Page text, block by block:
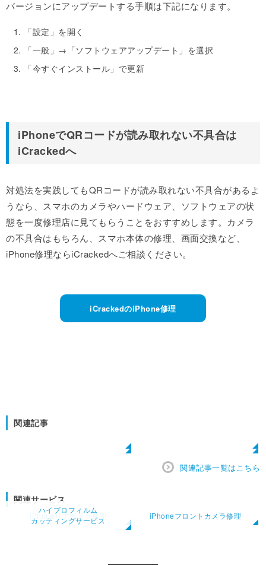
バージョンにアップデートする手順は下記になります。
「設定」を開く
「一般」→「ソフトウェアアップデート」を選択
「今すぐインストール」で更新
iPhoneでQRコードが読み取れない不具合は
iCrackedへ
対処法を実践してもQRコードが読み取れない不具合があるよ
うなら、スマホのカメラやハードウェア、ソフトウェアの状
態を一度修理店に見てもらうことをおすすめします。カメラ
の不具合はもちろん、スマホ本体の修理、画面交換など、
iPhone修理ならiCrackedへご相談ください。
iCrackedのiPhone修理
関連記事
関連記事一覧はこちら
関連サービス
iPhoneリアカメラ修理 iPhoneフロントカメラ修理
ハイプロフィルム
カッティングサービス